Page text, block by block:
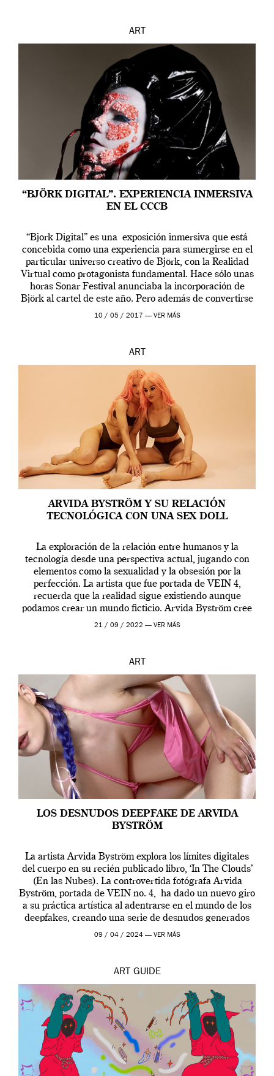
ART
“BJÖRK DIGITAL”. EXPERIENCIA INMERSIVA
EN EL CCCB
“Bjork Digital” es una exposición inmersiva que está
concebida como una experiencia para sumergirse en el
particular universo creativo de Björk, con la Realidad
Virtual como protagonista fundamental. Hace sólo unas
horas Sonar Festival anunciaba la incorporación de
Björk al cartel de este año. Pero además de convertirse
en una de las actuaciones más relevantes […]
10 / 05 / 2017 — VER MÁS
ART
ARVIDA BYSTRÖM Y SU RELACIÓN
TECNOLÓGICA CON UNA SEX DOLL
La exploración de la relación entre humanos y la
tecnología desde una perspectiva actual, jugando con
elementos como la sexualidad y la obsesión por la
perfección. La artista que fue portada de VEIN 4,
recuerda que la realidad sigue existiendo aunque
podamos crear un mundo ficticio. Arvida Byström cree
que los humanos tienen un complejo […]
21 / 09 / 2022 — VER MÁS
ART
LOS DESNUDOS DEEPFAKE DE ARVIDA
BYSTRÖM
La artista Arvida Byström explora los límites digitales
del cuerpo en su recién publicado libro, ‘In The Clouds’
(En las Nubes). La controvertida fotógrafa Arvida
Byström, portada de VEIN no. 4, ha dado un nuevo giro
a su práctica artística al adentrarse en el mundo de los
deepfakes, creando una serie de desnudos generados
por […]
09 / 04 / 2024 — VER MÁS
ART GUIDE